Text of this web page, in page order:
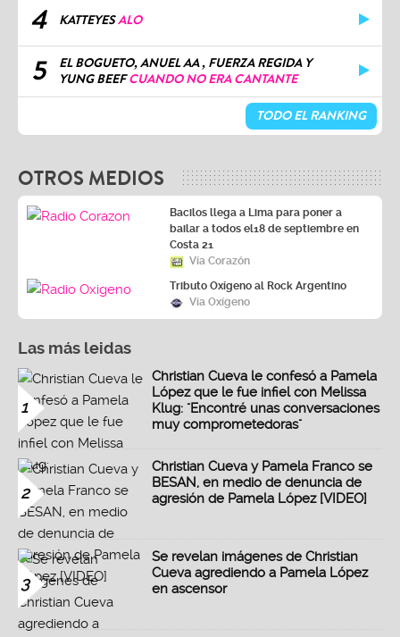
4 KATTEYESALO
5
EL BOGUETO, ANUEL AA , FUERZA REGIDA Y
YUNG BEEFCUANDO NO ERA CANTANTE
TODO EL RANKING
OTROS MEDIOS
Bacilos llega a Lima para poner a
bailar a todos el18 de septiembre en
Costa 21
Vía Corazón
Tributo Oxígeno al Rock Argentino
Vía Oxígeno
Las más leidas
1
Christian Cueva le confesó a Pamela
López que le fue infiel con Melissa
Klug: "Encontré unas conversaciones
muy comprometedoras"
2
Christian Cueva y Pamela Franco se
BESAN, en medio de denuncia de
agresión de Pamela López [VIDEO]
3
Se revelan imágenes de Christian
Cueva agrediendo a Pamela López
en ascensor